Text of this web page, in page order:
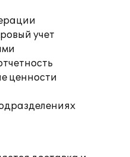
учет
ценности